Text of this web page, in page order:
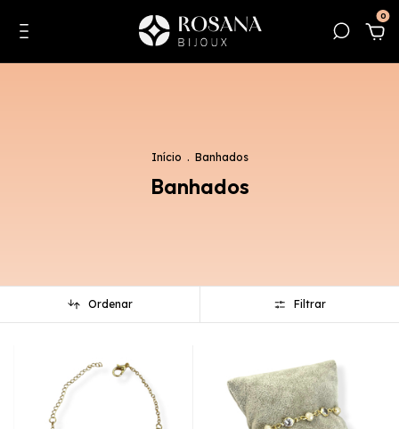
0
Início . Banhados
Banhados
Ordenar Filtrar